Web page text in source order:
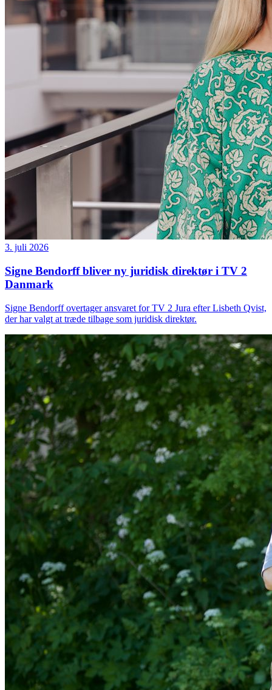
3. juli 2026
Signe Bendorff bliver ny juridisk direktør i TV 2
Danmark
Signe Bendorff overtager ansvaret for TV 2 Jura efter Lisbeth Qvist,
der har valgt at træde tilbage som juridisk direktør.